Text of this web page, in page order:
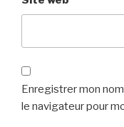
Enregistrer mon
le navigateur pour